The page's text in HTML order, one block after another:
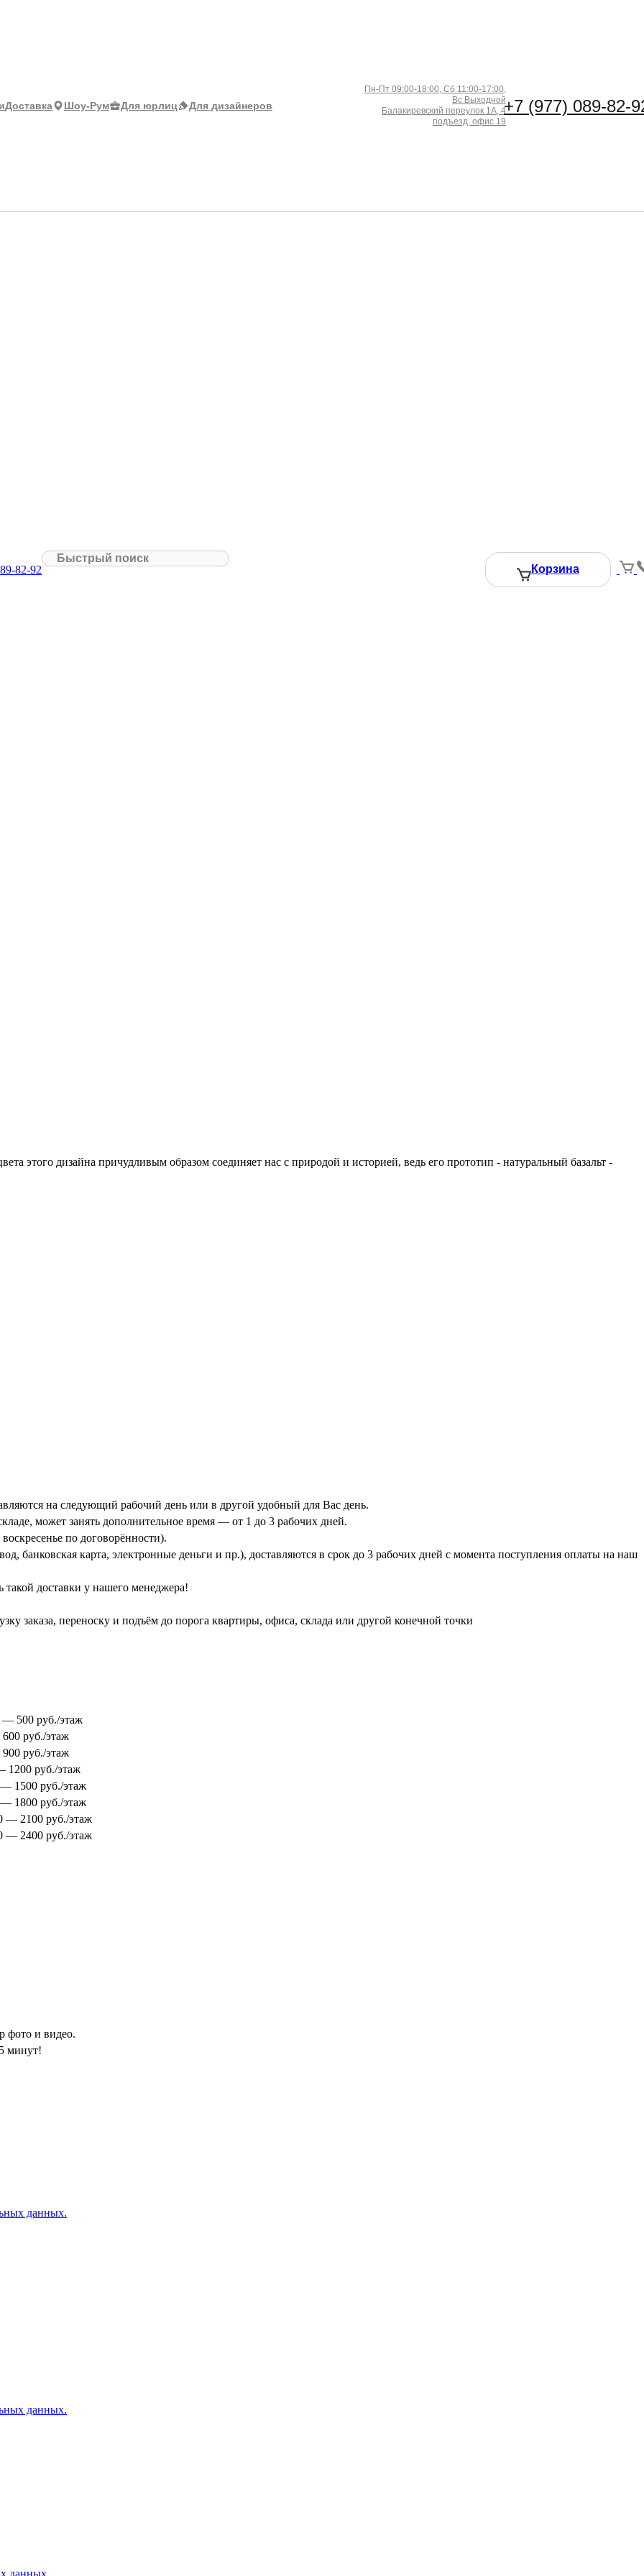
Доставка Шоу-Рум Для юрлиц Для дизайнеров
Пн-Пт 09:00-18:00, Сб 11:00-17:00,
Вс Выходной
Балакиревский переулок 1А, 4
подъезд, офис 19
+7 (977) 089-82-
82-92 Корзина
Сотрудник нашей компании подъедет на дом или в офис в течение 24 часов после вызова рассчитает метраж, количество
этого дизайна причудливым образом соединяет нас с природой и историей, ведь его прототип - натуральный базальт -
на следующий рабочий день или в другой удобный для Вас день.
может занять дополнительное время — от 1 до 3 рабочих дней.
по договорённости).
банковская карта, электронные деньги и пр.), доставляются в срок до 3 рабочих дней с момента поступления оплаты на наш
доставки у нашего менеджера!
заказа, переноску и подъём до порога квартиры, офиса, склада или другой конечной точки
— 500 руб./этаж
руб./этаж
руб./этаж
1200 руб./этаж
1500 руб./этаж
1800 руб./этаж
— 2100 руб./этаж
— 2400 руб./этаж
фото и видео.
минут!
данных.
данных.
данных.